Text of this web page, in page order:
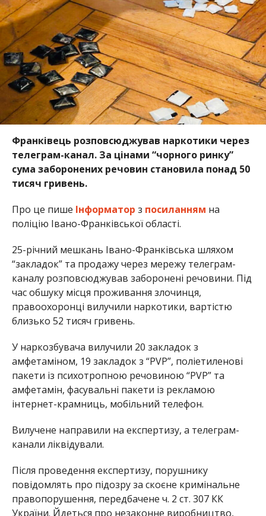
Франківець розповсюджував наркотики через
телеграм-канал. За цінами “чорного ринку”
сума заборонених речовин становила понад 50
тисяч гривень.
Про це пише Інформатор з посиланням на
поліцію Івано-Франківської області.
25-річний мешкань Івано-Франківська шляхом
“закладок” та продажу через мережу телеграм-
каналу розповсюджував заборонені речовини. Під
час обшуку місця проживання злочинця,
правоохоронці вилучили наркотики, вартістю
близько 52 тисяч гривень.
У наркозбувача вилучили 20 закладок з
амфетаміном, 19 закладок з “PVP”, поліетиленові
пакети із психотропною речовиною “PVP” та
амфетамін, фасувальні пакети із рекламою
інтернет-крамниць, мобільний телефон.
Вилучене направили на експертизу, а телеграм-
канали ліквідували.
Після проведення експертизу, порушнику
повідомлять про підозру за скоєне кримінальне
правопорушення, передбачене ч. 2 ст. 307 КК
України. Йдеться про незаконне виробництво,